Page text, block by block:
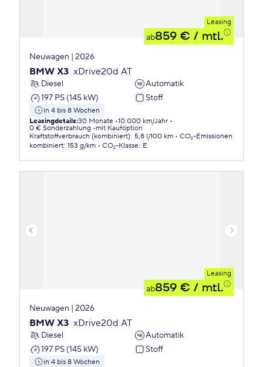
Leasing
ab859 € / mtl.
Neuwagen | 2026
BMW X3 xDrive20d AT
Diesel
Automatik
197 PS (145 kW)
Stoff
in 4 bis 8 Wochen
Leasingdetails:30 Monate 10.000 km/Jahr
0 € Sonderzahlung
mit Kaufoption
Kraftstoffverbrauch (kombiniert): 5,8 l/100 km
CO₂-Emissionen
kombiniert: 153 g/km CO₂-Klasse: E
Leasing
ab859 € / mtl.
Neuwagen | 2026
BMW X3 xDrive20d AT
Diesel
Automatik
197 PS (145 kW)
Stoff
in 4 bis 8 Wochen